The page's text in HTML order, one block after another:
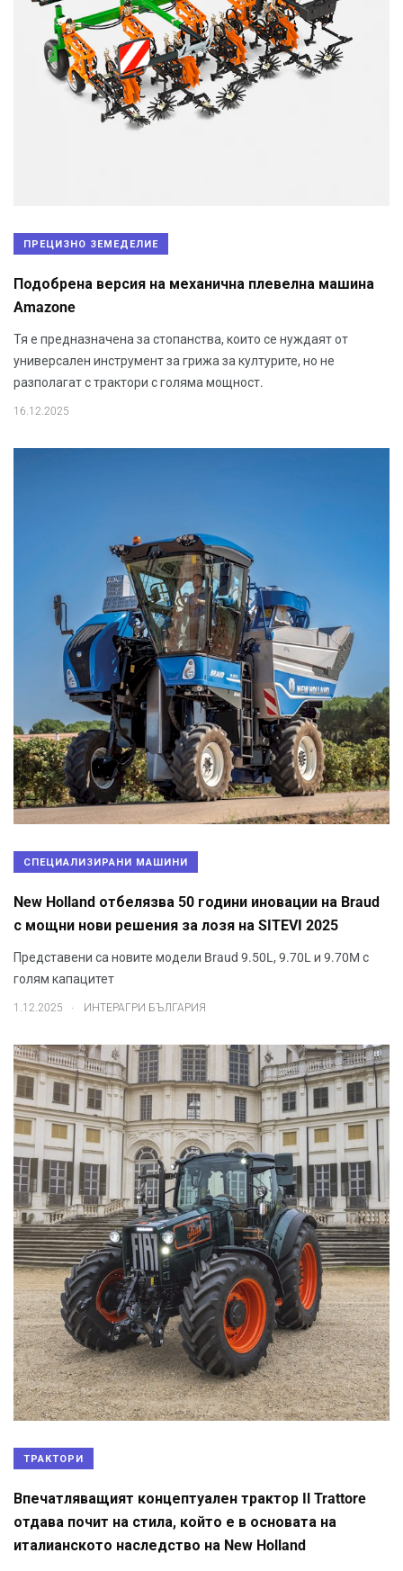
ПРЕЦИЗНО ЗЕМЕДЕЛИЕ
Подобрена версия на механична плевелна машина
Amazone
Тя е предназначена за стопанства, които се нуждаят от
универсален инструмент за грижа за културите, но не
разполагат с трактори с голяма мощност.
16.12.2025
СПЕЦИАЛИЗИРАНИ МАШИНИ
New Holland отбелязва 50 години иновации на Braud
с мощни нови решения за лозя на SITEVI 2025
Представени са новите модели Braud 9.50L, 9.70L и 9.70M с
голям капацитет
1.12.2025 . ИНТЕРАГРИ БЪЛГАРИЯ
ТРАКТОРИ
Впечатляващият концептуален трактор Il Trattore
отдава почит на стила, който е в основата на
италианското наследство на New Holland